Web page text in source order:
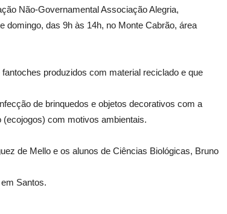
Não-Governamental Associação Alegria,
domingo, das 9h às 14h, no Monte Cabrão, área
produzidos com material reciclado e que
de brinquedos e objetos decorativos com a
(ecojogos) com motivos ambientais.
de Mello e os alunos de Ciências Biológicas, Bruno
Santos.